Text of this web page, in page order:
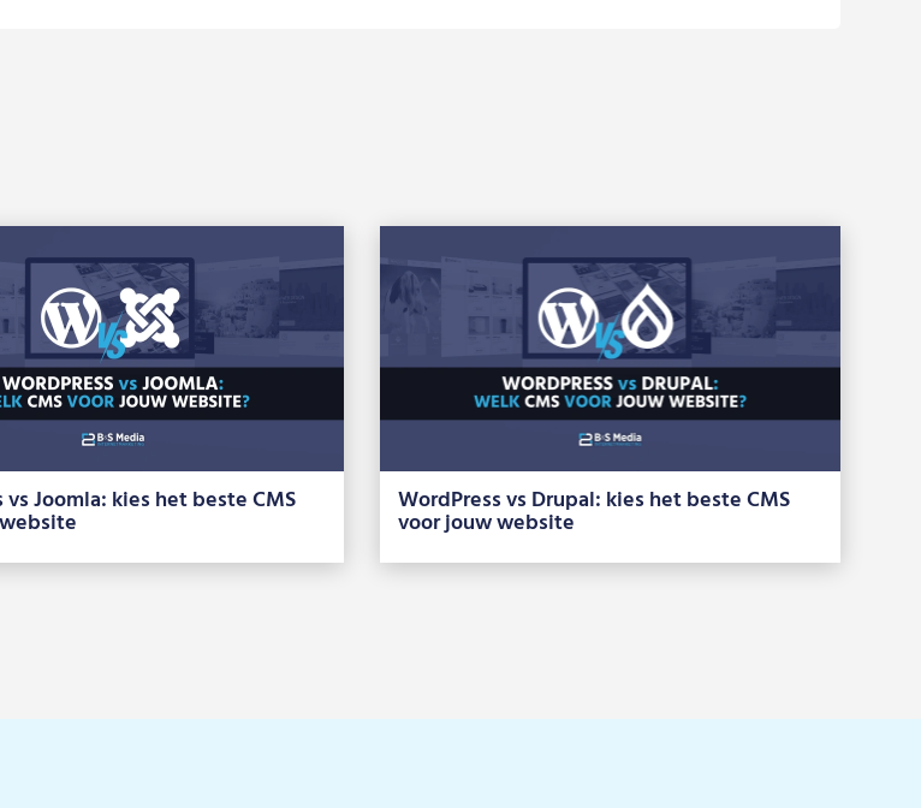
vs Joomla: kies het beste CMS WordPress vs Drupal: kies het beste CMS
voor jouw website